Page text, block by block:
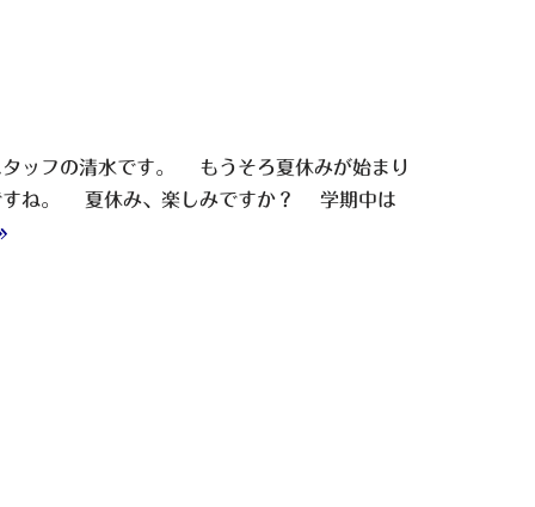
ッフの清水です。 もうそろ夏休みが始まり
すね。 夏休み、楽しみですか？ 学期中は